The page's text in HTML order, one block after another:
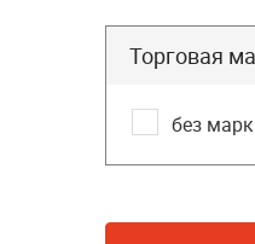
Торговая
без